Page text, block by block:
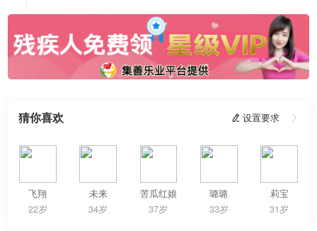
猜你喜欢  设置要求 
飞翔
22岁
未来
34岁
苦瓜红娘
37岁
璐璐
33岁
莉宝
31岁